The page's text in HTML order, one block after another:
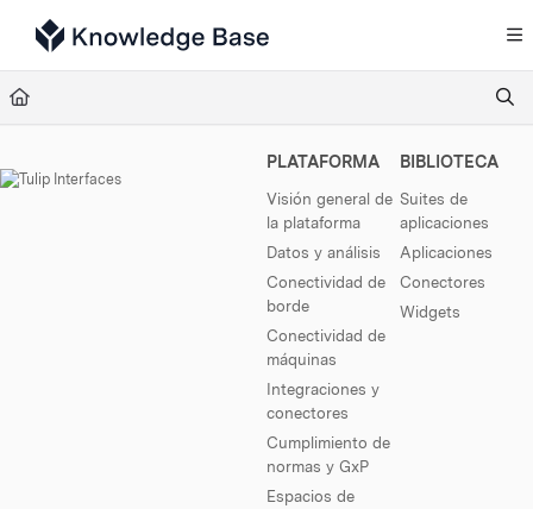
Documentation Index
Fetch the complete documentation index at:
Use this file to discover all available pages before exploring further.
PLATAFORMA
Visión general de
la plataforma
Datos y análisis
Conectividad de
borde
Conectividad de
máquinas
Integraciones y
conectores
Cumplimiento de
normas y GxP
Espacios de
BIBLIOTECA
Suites de
aplicaciones
Aplicaciones
Conectores
Widgets